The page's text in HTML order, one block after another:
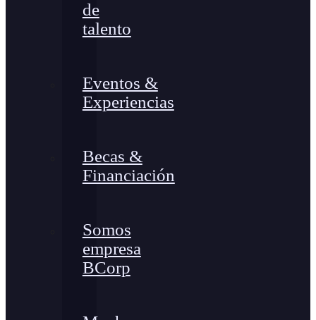
de
talento
Eventos &
Experiencias
Becas &
Financiación
Somos
empresa
BCorp